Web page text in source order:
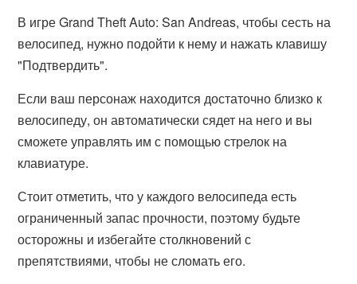
В игре Grand Theft Auto: San Andreas, чтобы сесть на
велосипед, нужно подойти к нему и нажать клавишу
"Подтвердить".
Если ваш персонаж находится достаточно близко к
велосипеду, он автоматически сядет на него и вы
сможете управлять им с помощью стрелок на
клавиатуре.
Стоит отметить, что у каждого велосипеда есть
ограниченный запас прочности, поэтому будьте
осторожны и избегайте столкновений с
препятствиями, чтобы не сломать его.